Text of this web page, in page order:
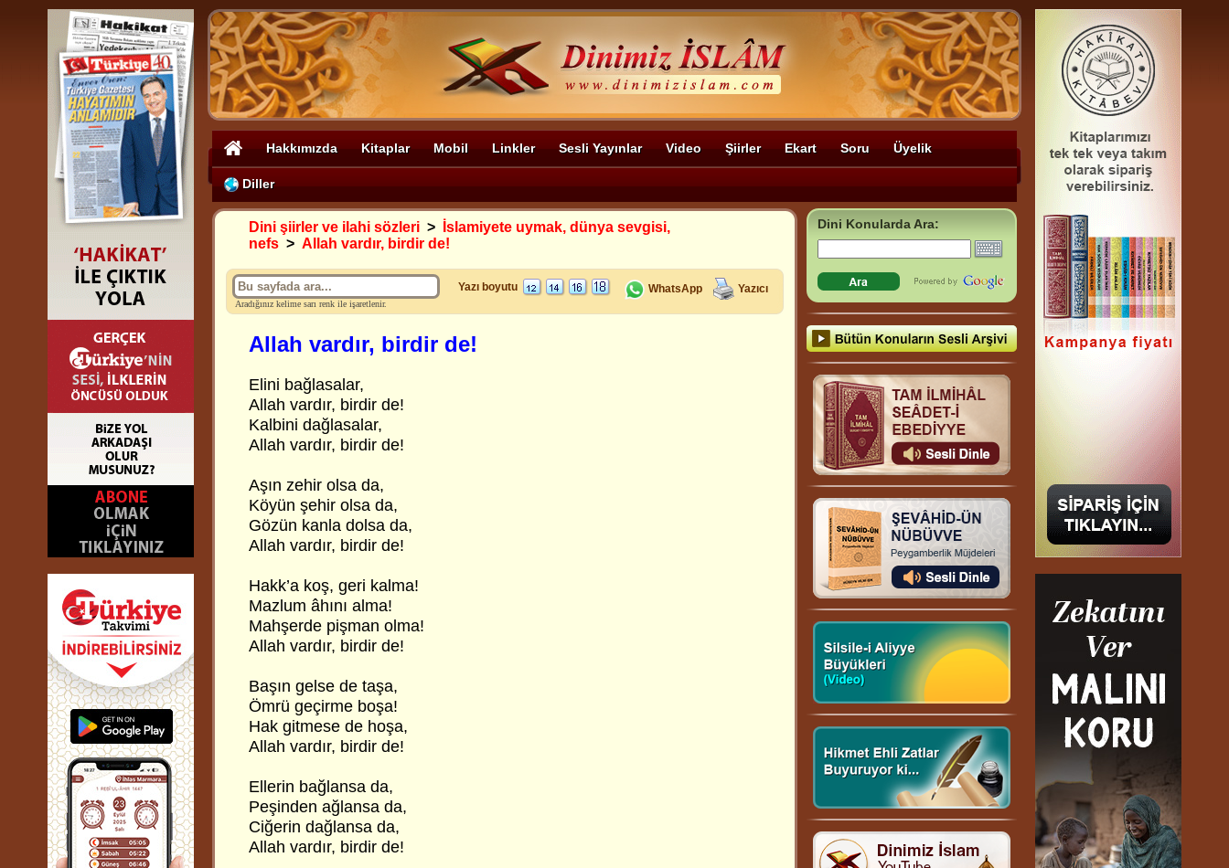
Hakkımızda Kitaplar Mobil Linkler Sesli Yayınlar Video Şiirler Ekart Soru Üyelik
Diller
Dini şiirler ve ilahi sözleri >
İslamiyete uymak, dünya sevgisi,
nefs > Allah vardır, birdir de!
Aradığınız kelime sarı renk ile işaretlenir.
Yazı boyutu WhatsApp Yazıcı
Allah vardır, birdir de!
Elini bağlasalar,
Allah vardır, birdir de!
Kalbini dağlasalar,
Allah vardır, birdir de!
Aşın zehir olsa da,
Köyün şehir olsa da,
Gözün kanla dolsa da,
Allah vardır, birdir de!
Hakk’a koş, geri kalma!
Mazlum âhını alma!
Mahşerde pişman olma!
Allah vardır, birdir de!
Başın gelse de taşa,
Ömrü geçirme boşa!
Hak gitmese de hoşa,
Allah vardır, birdir de!
Ellerin bağlansa da,
Peşinden ağlansa da,
Ciğerin dağlansa da,
Allah vardır, birdir de!
Dini Konularda Ara: